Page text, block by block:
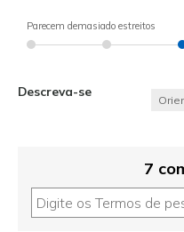
Parecem demasiado estreitos
Descreva-se
7